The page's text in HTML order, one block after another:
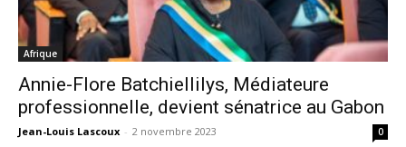
Afrique
Annie-Flore Batchiellilys, Médiateure
professionnelle, devient sénatrice au Gabon
Jean-Louis Lascoux - 2 novembre 2023 0